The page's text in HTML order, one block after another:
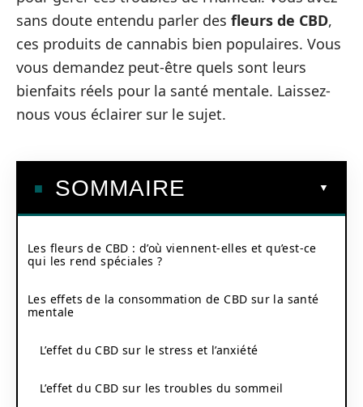
sans doute entendu parler des fleurs de CBD,
ces produits de cannabis bien populaires. Vous
vous demandez peut-être quels sont leurs
bienfaits réels pour la santé mentale. Laissez-
nous vous éclairer sur le sujet.
SOMMAIRE
Les fleurs de CBD : d’où viennent-elles et qu’est-ce
qui les rend spéciales ?
Les effets de la consommation de CBD sur la santé
mentale
L’effet du CBD sur le stress et l’anxiété
L’effet du CBD sur les troubles du sommeil